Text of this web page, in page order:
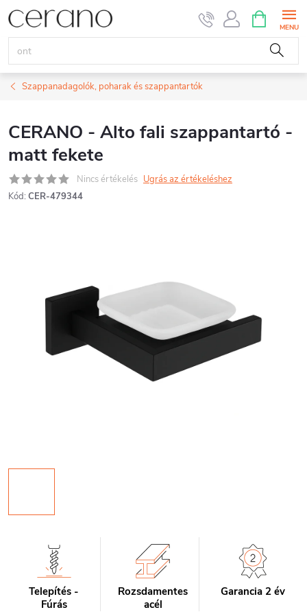
Ugrás
KOSÁR
Szappanadagolók, poharak és szappantartók
CERANO - Alto fali szappantartó -
matt fekete
Nincs értékelés Ugrás az értékeléshez
Kód: CER-479344
Telepítés -
Fúrás
Rozsdamentes
acél
Garancia 2 év